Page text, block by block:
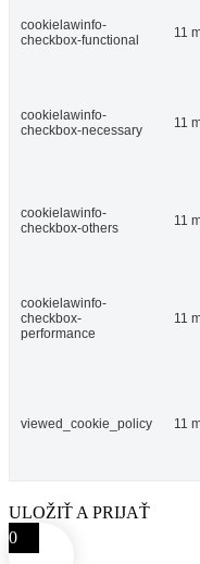
cookielawinfo-
checkbox-functional
11
cookielawinfo-
checkbox-necessary
11
cookielawinfo-
checkbox-others
11
cookielawinfo-
checkbox-
performance
11
viewed_cookie_policy 11
ULOŽIŤ A PRIJAŤ
0